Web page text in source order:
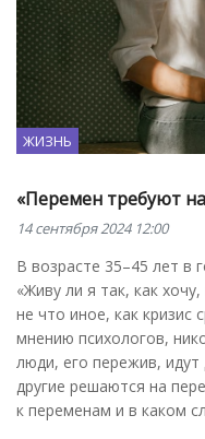
ЖИЗНЬ
«Перемен требуют
14 сентября 2024 12:00
В возрасте 35–45 лет в
«Живу ли я так, как
не что иное, как кризис
мнению психологов,
люди, его пережив,
другие решаются на
к переменам и в каком